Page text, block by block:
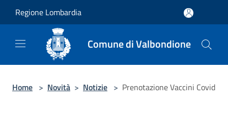
Regione Lombardia
Comune di Valbondione
Home > Novità > Notizie > Prenotazione Vaccini Covid